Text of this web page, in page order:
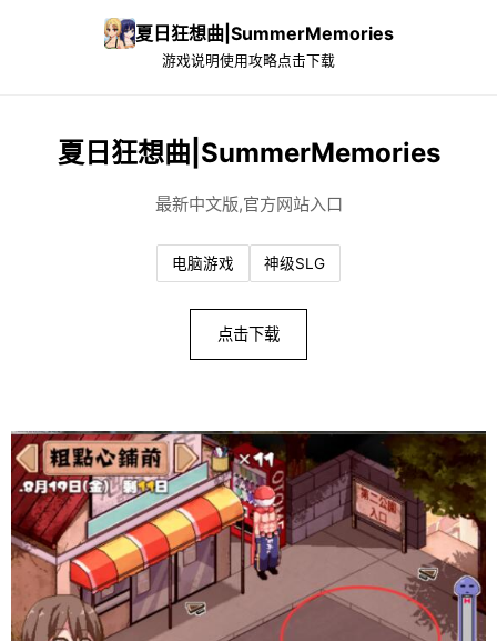
夏日狂想曲|SummerMemories
游戏说明使用攻略点击下载
夏日狂想曲|SummerMemories
最新中文版,官方网站入口
电脑游戏 神级SLG
点击下载